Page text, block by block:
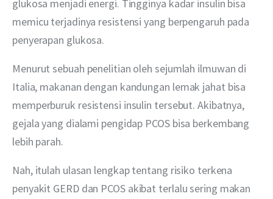
glukosa menjadi energi. Tingginya kadar insulin bisa
memicu terjadinya resistensi yang berpengaruh pada
penyerapan glukosa.
Menurut sebuah penelitian oleh sejumlah ilmuwan di
Italia, makanan dengan kandungan lemak jahat bisa
memperburuk resistensi insulin tersebut. Akibatnya,
gejala yang dialami pengidap PCOS bisa berkembang
lebih parah.
Nah, itulah ulasan lengkap tentang risiko terkena
penyakit GERD dan PCOS akibat terlalu sering makan